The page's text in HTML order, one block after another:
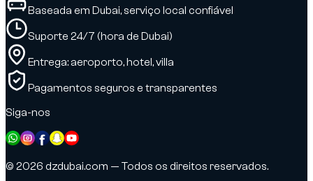
Baseada em Dubai, serviço local confiável
Suporte 24/7 (hora de Dubai)
Entrega: aeroporto, hotel, villa
Pagamentos seguros e transparentes
Siga-nos
© 2026 dzdubai.com — Todos os direitos reservados.